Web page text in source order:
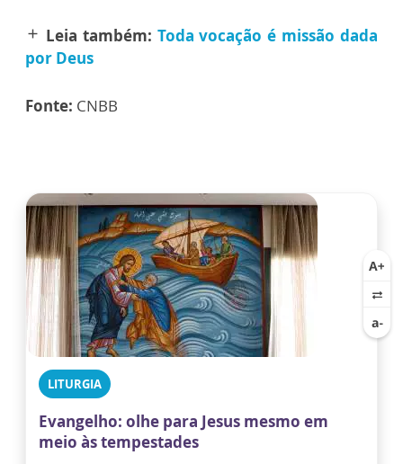
add Leia também: Toda vocação é missão dada
por Deus
Fonte: CNBB
LITURGIA
Evangelho: olhe para Jesus mesmo em
meio às tempestades